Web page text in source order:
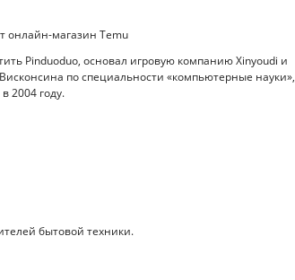
онлайн-магазин Temu
Pinduoduo, основал игровую компанию Xinyoudi и
по специальности «компьютерные науки»,
2004 году.
бытовой техники.